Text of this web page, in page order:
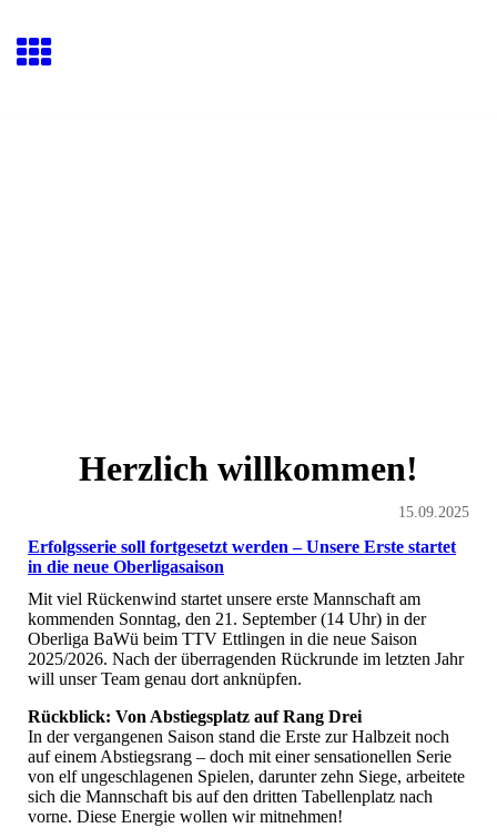
Herzlich willkommen!
15.09.2025
Erfolgsserie soll fortgesetzt werden – Unsere Erste startet
in die neue Oberligasaison
Mit viel Rückenwind startet unsere erste Mannschaft am
kommenden Sonntag, den 21. September (14 Uhr) in der
Oberliga BaWü beim TTV Ettlingen in die neue Saison
2025/2026. Nach der überragenden Rückrunde im letzten Jahr
will unser Team genau dort anknüpfen.
Rückblick: Von Abstiegsplatz auf Rang Drei
In der vergangenen Saison stand die Erste zur Halbzeit noch
auf einem Abstiegsrang – doch mit einer sensationellen Serie
von elf ungeschlagenen Spielen, darunter zehn Siege, arbeitete
sich die Mannschaft bis auf den dritten Tabellenplatz nach
vorne. Diese Energie wollen wir mitnehmen!